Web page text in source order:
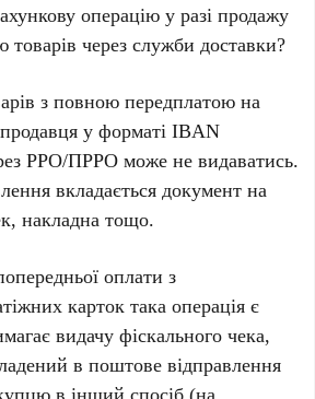
операцію у разі продажу
товарів через служби доставки?
з повною передплатою на
продавця у форматі IBAN
РРО/ПРРО може не видаватись.
вкладається документ на
накладна тощо.
оплати з
картоктака операція є
видачу фіскального чека,
в поштове відправлення
в інший спосіб (на